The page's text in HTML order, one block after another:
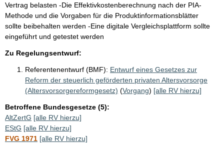
Vertrag belasten -Die Effektivkostenberechnung nach der PIA-
Methode und die Vorgaben für die Produktinformationsblätter
sollte beibehalten werden -Eine digitale Vergleichsplattform sollte
eingeführt und getestet werden
Zu Regelungsentwurf:
Referentenentwurf (BMF): Entwurf eines Gesetzes zur
Reform der steuerlich geförderten privaten Altersvorsorge
(Altersvorsorgereformgesetz) (Vorgang) [alle RV hierzu]
Betroffene Bundesgesetze (5):
AltZertG [alle RV hierzu]
EStG [alle RV hierzu]
FVG 1971 [alle RV hierzu]